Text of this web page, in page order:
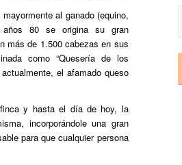
al ganado (equino,
80 se origina su gran
más de 1.500 cabezas en sus
como “Quesería de los
el afamado queso
y hasta el día de hoy, la
incorporándole una gran
para que cualquier persona